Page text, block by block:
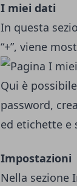
I miei dati
In questa
“+”, viene
Qui è
password,
ed etichette e
Impostazioni
Nella sezione